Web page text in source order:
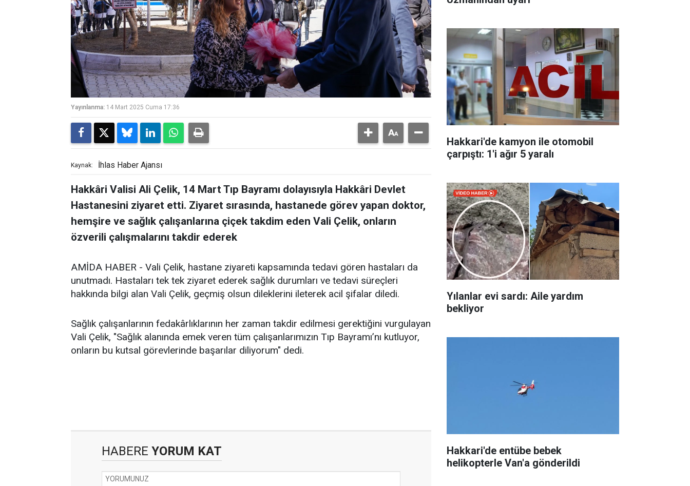
Yayınlanma: 14 Mart 2025 Cuma 17:36
Kaynak: İhlas Haber Ajansı
Hakkâri Valisi Ali Çelik, 14 Mart Tıp Bayramı dolayısıyla Hakkâri Devlet
Hastanesini ziyaret etti. Ziyaret sırasında, hastanede görev yapan doktor,
hemşire ve sağlık çalışanlarına çiçek takdim eden Vali Çelik, onların
özverili çalışmalarını takdir ederek
AMİDA HABER - Vali Çelik, hastane ziyareti kapsamında tedavi gören hastaları da
unutmadı. Hastaları tek tek ziyaret ederek sağlık durumları ve tedavi süreçleri
hakkında bilgi alan Vali Çelik, geçmiş olsun dileklerini ileterek acil şifalar diledi.
Sağlık çalışanlarının fedakârlıklarının her zaman takdir edilmesi gerektiğini vurgulayan
Vali Çelik, "Sağlık alanında emek veren tüm çalışanlarımızın Tıp Bayramı’nı kutluyor,
onların bu kutsal görevlerinde başarılar diliyorum" dedi.
HABERE YORUM KAT
Hakkari'de kamyon ile otomobil
çarpıştı: 1'i ağır 5 yaralı
Yılanlar evi sardı: Aile yardım
bekliyor
Hakkari'de entübe bebek
helikopterle Van'a gönderildi